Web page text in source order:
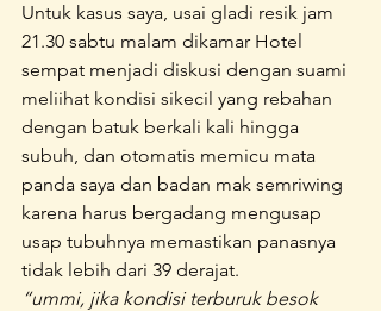
Untuk kasus saya, usai gladi resik jam
21.30 sabtu malam dikamar Hotel
sempat menjadi diskusi dengan suami
meliihat kondisi sikecil yang rebahan
dengan batuk berkali kali hingga
subuh, dan otomatis memicu mata
panda saya dan badan mak semriwing
karena harus bergadang mengusap
usap tubuhnya memastikan panasnya
tidak lebih dari 39 derajat.
“ummi, jika kondisi terburuk besok